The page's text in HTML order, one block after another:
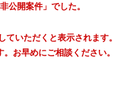
公開案件」でした。
ていただくと表示されます。
お早めにご相談ください。